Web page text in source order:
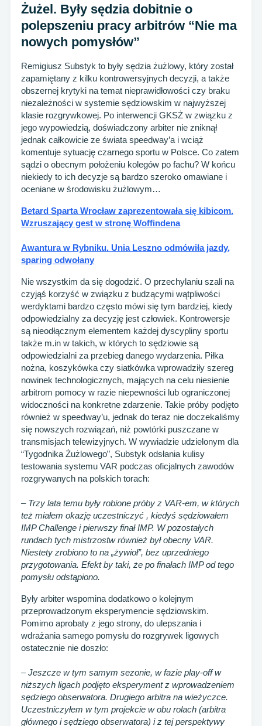
Żużel. Były sędzia dobitnie o
polepszeniu pracy arbitrów “Nie ma
nowych pomysłów”
Remigiusz Substyk to były sędzia żużlowy, który został
zapamiętany z kilku kontrowersyjnych decyzji, a także
obszernej krytyki na temat nieprawidłowości czy braku
niezależności w systemie sędziowskim w najwyższej
klasie rozgrywkowej. Po interwencji GKSŻ w związku z
jego wypowiedzią, doświadczony arbiter nie zniknął
jednak całkowicie ze świata speedway’a i wciąż
komentuje sytuację czarnego sportu w Polsce. Co zatem
sądzi o obecnym położeniu kolegów po fachu? W końcu
niekiedy to ich decyzje są bardzo szeroko omawiane i
oceniane w środowisku żużlowym…
Betard Sparta Wrocław zaprezentowała się kibicom.
Wzruszający gest w stronę Woffindena
Awantura w Rybniku. Unia Leszno odmówiła jazdy,
sparing odwołany
Nie wszystkim da się dogodzić. O przechylaniu szali na
czyjąś korzyść w związku z budzącymi wątpliwości
werdyktami bardzo często mówi się tym bardziej, kiedy
odpowiedzialny za decyzję jest człowiek. Kontrowersje
są nieodłącznym elementem każdej dyscypliny sportu
także m.in w takich, w których to sędziowie są
odpowiedzialni za przebieg danego wydarzenia. Piłka
nożna, koszykówka czy siatkówka wprowadziły szereg
nowinek technologicznych, mających na celu niesienie
arbitrom pomocy w razie niepewności lub ograniczonej
widoczności na konkretne zdarzenie. Takie próby podjęto
również w speedway’u, jednak do teraz nie doczekaliśmy
się nowszych rozwiązań, niż powtórki puszczane w
transmisjach telewizyjnych. W wywiadzie udzielonym dla
“Tygodnika Żużlowego”, Substyk odsłania kulisy
testowania systemu VAR podczas oficjalnych zawodów
rozgrywanych na polskich torach:
– Trzy lata temu były robione próby z VAR-em, w których
też miałem okazję uczestniczyć , kiedyś sędziowałem
IMP Challenge i pierwszy finał IMP. W pozostałych
rundach tych mistrzostw również był obecny VAR.
Niestety zrobiono to na „żywioł”, bez uprzedniego
przygotowania. Efekt by taki, że po finałach IMP od tego
pomysłu odstąpiono.
Były arbiter wspomina dodatkowo o kolejnym
przeprowadzonym eksperymencie sędziowskim.
Pomimo aprobaty z jego strony, do ulepszania i
wdrażania samego pomysłu do rozgrywek ligowych
ostatecznie nie doszło:
– Jeszcze w tym samym sezonie, w fazie play-off w
niższych ligach podjęto eksperyment z wprowadzeniem
sędziego obserwatora. Drugiego arbitra na wieżyczce.
Uczestniczyłem w tym projekcie w obu rolach (arbitra
głównego i sędziego obserwatora) i z tej perspektywy